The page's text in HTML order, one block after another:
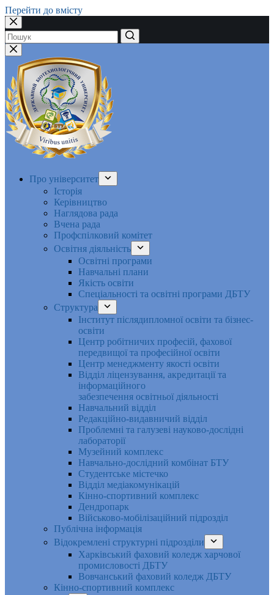
Перейти до вмісту
Немає
результатів
Про університет
Історія
Керівництво
Наглядова рада
Вчена рада
Профспілковий комітет
Освітня діяльність
Освітні програми
Навчальні плани
Якість освіти
Спеціальності та освітні програми ДБТУ
Структура
Інститут післядипломної освіти та бізнес-
освіти
Центр робітничих професій, фахової
передвищої та професійної освіти
Центр менеджменту якості освіти
Відділ ліцензування, акредитації та
інформаційного
забезпечення освітньої діяльності
Навчальний відділ
Редакційно-видавничий відділ
Проблемні та галузеві науково-дослідні
лабораторії
Музейний комплекс
Навчально-дослідний комбінат БТУ
Студентське містечко
Відділ медіакомунікацій
Кінно-спортивний комплекс
Дендропарк
Військово-мобілізаційний підрозділ
Публічна інформація
Відокремлені структурні підрозділи
Харківський фаховий коледж харчової
промисловості ДБТУ
Вовчанський фаховий коледж ДБТУ
Кінно-спортивний комплекс